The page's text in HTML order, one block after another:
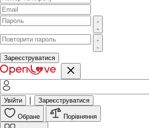
Зареєструватися
Увійти | Зареєструватися
Обране Порівняння